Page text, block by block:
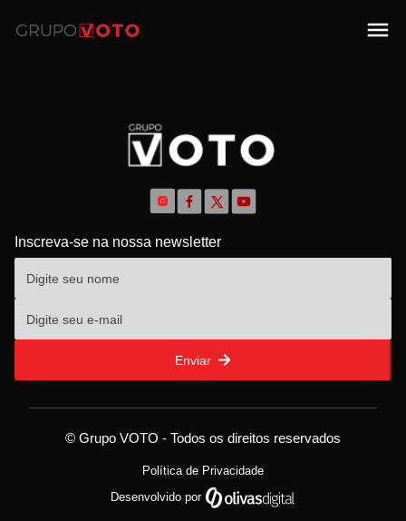
Inscreva-se na nossa newsletter
Enviar
© Grupo VOTO - Todos os direitos reservados
Política de Privacidade
Desenvolvido por